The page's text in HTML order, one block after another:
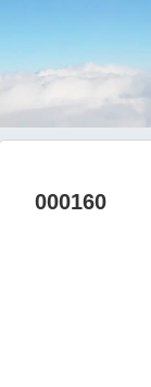
000160